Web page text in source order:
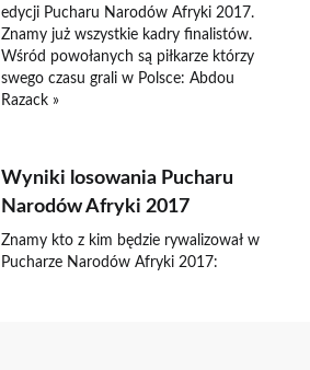
edycji Pucharu Narodów Afryki 2017.
Znamy już wszystkie kadry finalistów.
Wśród powołanych są piłkarze którzy
swego czasu grali w Polsce: Abdou
Razack »
Wyniki losowania Pucharu
Narodów Afryki 2017
Znamy kto z kim będzie rywalizował w
Pucharze Narodów Afryki 2017: